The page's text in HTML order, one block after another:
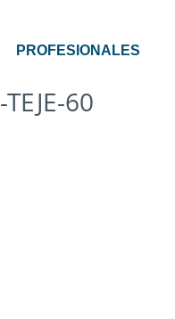
PROFESIONALES
60